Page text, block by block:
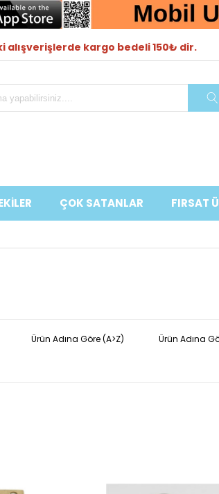
alışverişlerde kargo bedeli 150₺ dir.
ÇOK SATANLAR FIRSAT
Ürün Adına Göre (A>Z) Ürün Adına